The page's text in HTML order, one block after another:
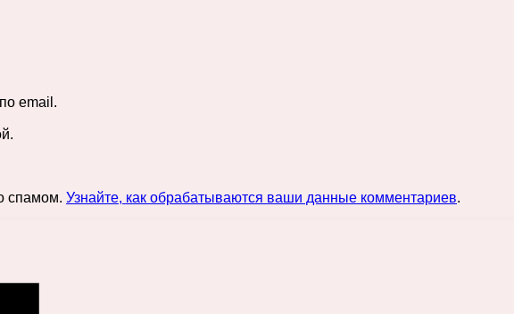
email.
спамом. Узнайте, как обрабатываются ваши данные комментариев.